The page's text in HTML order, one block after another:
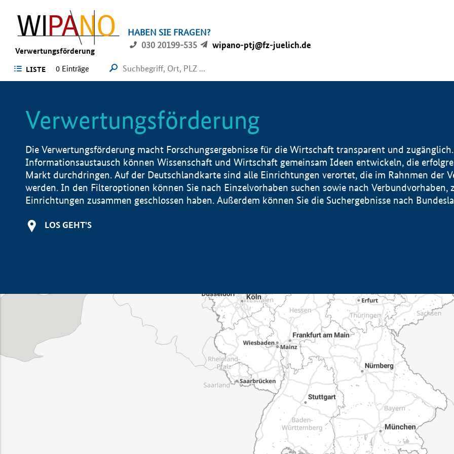
Verwertungsförderung
HABEN SIE FRAGEN?
030 20199-535
wipano-ptj@fz-juelich.de
LISTE 0 Einträge
Verwertungsförderung
Die Verwertungsförderung macht Forschungsergebnisse für die Wirtschaft transparent und
Informationsaustausch können Wissenschaft und Wirtschaft gemeinsam Ideen entwickeln, die
Markt durchdringen. Auf der Deutschlandkarte sind alle Einrichtungen verortet, die im Rahnmen der
werden. In den Filteroptionen können Sie nach Einzelvorhaben suchen sowie nach Verbundvorhaben,
Einrichtungen zusammen geschlossen haben. Außerdem können Sie die Suchergebnisse nach
LOS GEHT'S